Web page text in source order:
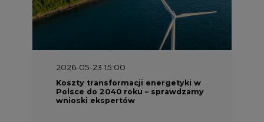
2026-05-23 15:00
Koszty transformacji energetyki w
Polsce do 2040 roku – sprawdzamy
wnioski ekspertów